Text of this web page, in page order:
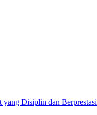
Disiplin dan Berprestasi